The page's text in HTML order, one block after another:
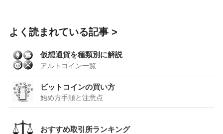
よく読まれている記事
仮想通貨を種類別に解説
アルトコイン一覧
ビットコインの買い方
始め方手順と注意点
おすすめ取引所ランキング